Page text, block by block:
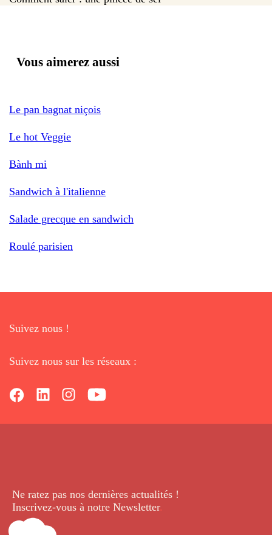
Vous aimerez aussi
Le pan bagnat niçois
Le hot Veggie
Bành mi
Sandwich à l'italienne
Salade grecque en sandwich
Roulé parisien
Suivez nous !
Suivez nous sur les réseaux :
Ne ratez pas nos dernières actualités !
Inscrivez-vous à notre Newsletter.